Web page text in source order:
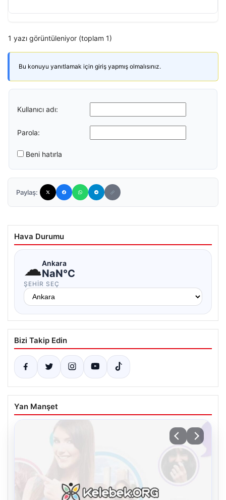
1 yazı görüntüleniyor (toplam 1)
Bu konuyu yanıtlamak için giriş yapmış olmalısınız.
Kullanıcı adı:
Parola:
Beni hatırla
Paylaş:
Hava Durumu
☁Ankara
NaN°C
ŞEHIR SEÇ
Bizi Takip Edin
Yan Manşet